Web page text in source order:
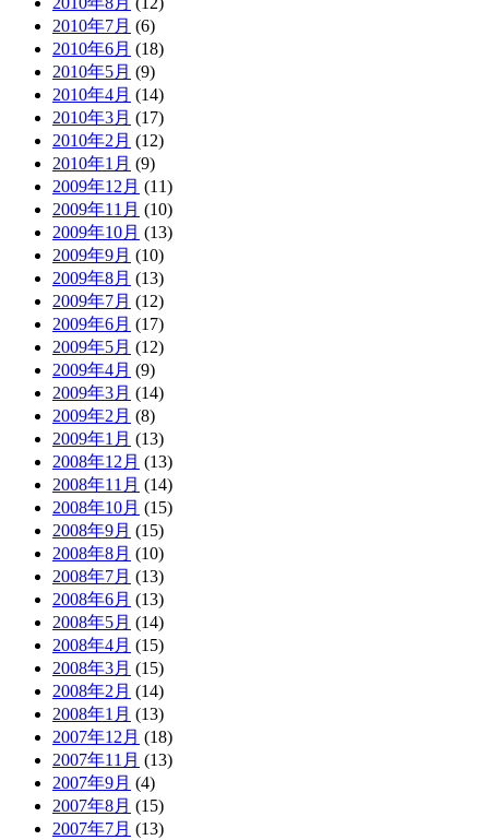
2010年7月 (6)
2010年6月 (18)
2010年5月 (9)
2010年4月 (14)
2010年3月 (17)
2010年2月 (12)
2010年1月 (9)
2009年12月 (11)
2009年11月 (10)
2009年10月 (13)
2009年9月 (10)
2009年8月 (13)
2009年7月 (12)
2009年6月 (17)
2009年5月 (12)
2009年4月 (9)
2009年3月 (14)
2009年2月 (8)
2009年1月 (13)
2008年12月 (13)
2008年11月 (14)
2008年10月 (15)
2008年9月 (15)
2008年8月 (10)
2008年7月 (13)
2008年6月 (13)
2008年5月 (14)
2008年4月 (15)
2008年3月 (15)
2008年2月 (14)
2008年1月 (13)
2007年12月 (18)
2007年11月 (13)
2007年9月 (4)
2007年8月 (15)
2007年7月 (13)